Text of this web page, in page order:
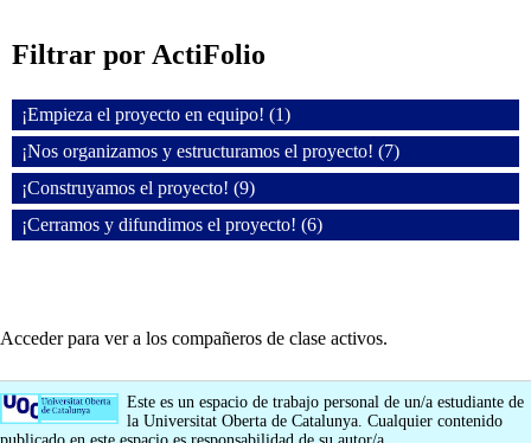
Filtrar por ActiFolio
¡Empieza el proyecto en equipo! (1)
¡Nos organizamos y estructuramos el proyecto! (7)
¡Construyamos el proyecto! (9)
¡Cerramos y difundimos el proyecto! (6)
Acceder para ver a los compañeros de clase activos.
Este es un espacio de trabajo personal de un/a estudiante de
la Universitat Oberta de Catalunya. Cualquier contenido